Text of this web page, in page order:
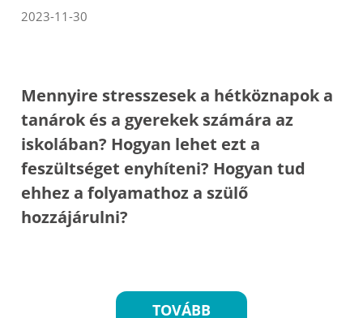
2023-11-30
Mennyire stresszesek a hétköznapok a
tanárok és a gyerekek számára az
iskolában? Hogyan lehet ezt a
feszültséget enyhíteni? Hogyan tud
ehhez a folyamathoz a szülő
hozzájárulni?
TOVÁBB